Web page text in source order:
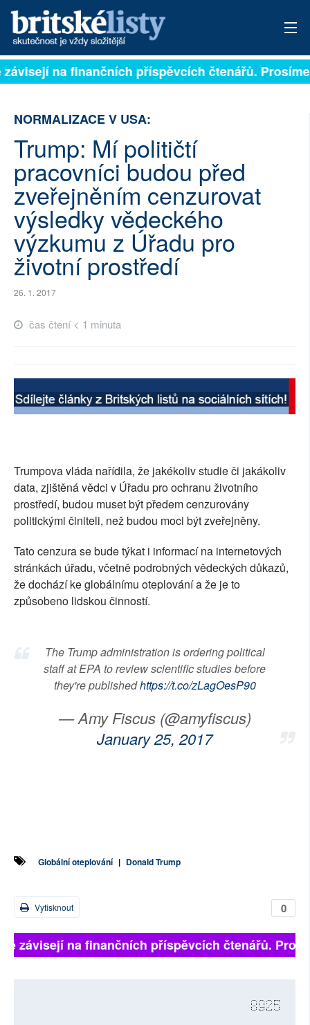
PŘIHLÁSIT
ROZHOVORY
TÉMATA
NEJČTENĚJŠÍ ZA 7 DNÍ
AUTOŘI
PŘÍSPĚVKY NA PROVOZ
SOCIÁLNÍ SÍTĚ
PLNÁ VERZE STRÁNEK
na finančních příspěvcích čtenářů.
NORMALIZACE V USA:
Trump: Mí političtí
pracovníci budou před
zveřejněním cenzurovat
výsledky vědeckého
výzkumu z Úřadu pro
životní prostředí
26. 1. 2017
čas čtení < 1 minuta
Trumpova vláda nařídila, že jakékoliv studie či jakákoliv
data, zjištěná vědci v Úřadu pro ochranu životního
prostředí, budou muset být předem cenzurovány
politickými činiteli, než budou moci být zveřejněny.
Tato cenzura se bude týkat i informací na internetových
stránkách úřadu, včetně podrobných vědeckých důkazů,
že dochází ke globálnímu oteplování a že je to
způsobeno lidskou činností.
The Trump administration is ordering political
staff at EPA to review scientific studies before
they're publishedhttps://t.co/zLagOesP90
— Amy Fiscus (@amyfiscus)
January 25, 2017
Globální oteplování | Donald Trump
0
Vytisknout
závisejí na finančních příspěvcích čtenářů.
8925